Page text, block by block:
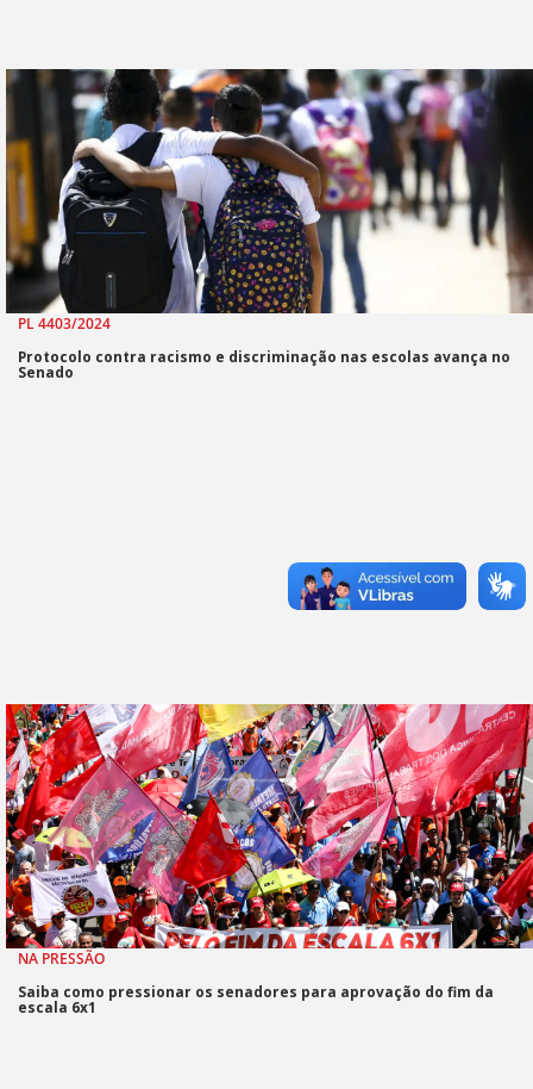
PL 4403/2024
Protocolo contra racismo e discriminação nas escolas avança no
Senado
NA PRESSÃO
Saiba como pressionar os senadores para aprovação do fim da
escala 6x1